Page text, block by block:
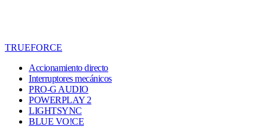
TRUEFORCE
Accionamiento directo
Interruptores mecánicos
PRO-G AUDIO
POWERPLAY 2
LIGHTSYNC
BLUE VO!CE